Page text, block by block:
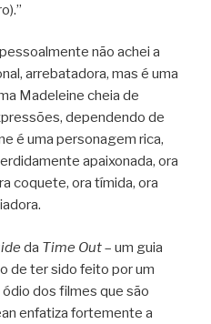
não achei a
arrebatadora, mas é uma
Madeleine cheia de
dependendo de
é uma personagem rica,
apaixonada, ora
coquete, ora tímida, ora
da Time Out– um guia
de ter sido feito por um
dos filmes que são
enfatiza fortemente a